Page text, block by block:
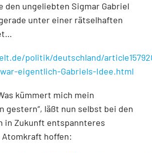
den ungeliebten Sigmar Gabriel
unter einer rätselhaften
politik/deutschland/
eigentlich-Gabriels-Idee.html
kümmert mich mein
gestern“, läßt nun selbst bei den
in Zukunft entspannteres
hoffen: